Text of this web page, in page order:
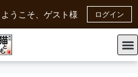
ようこそ、ゲスト様 ログイン